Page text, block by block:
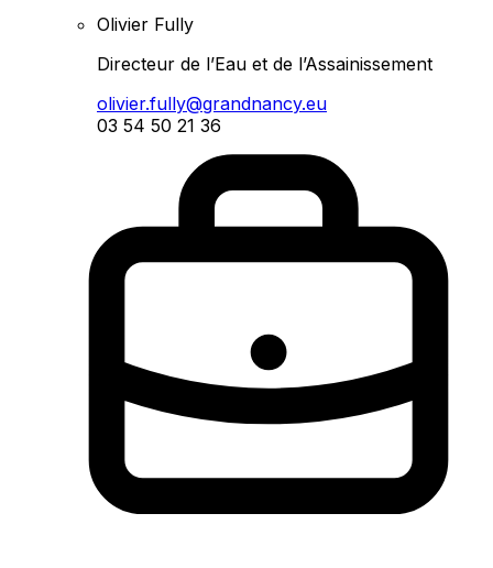
Olivier Fully
Directeur de l’Eau et de l’Assainissement
olivier.fully@grandnancy.eu
03 54 50 21 36